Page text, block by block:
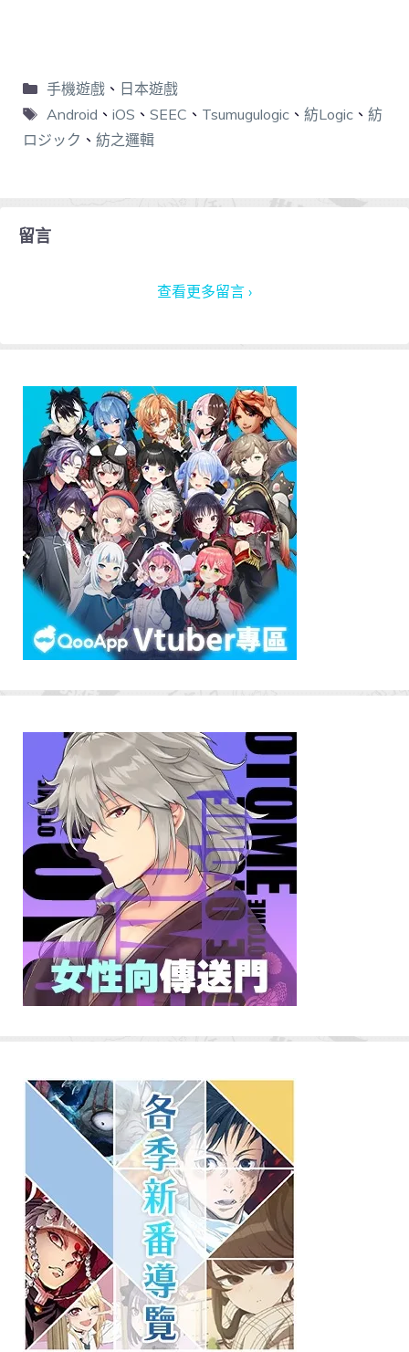
手機遊戲、 日本遊戲
Android 、 iOS 、 SEEC 、 Tsumugulogic、 紡Logic、 紡
ロジック 、 紡之邏輯
留言
查看更多留言 ›